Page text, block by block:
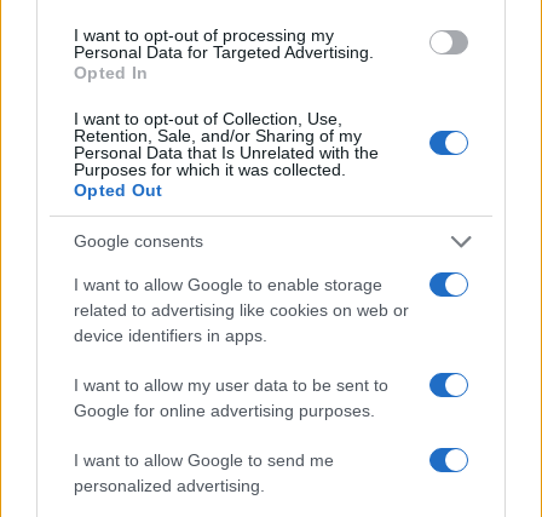
I want to opt-out of processing my
Personal Data for Targeted Advertising.
Opted In
I want to opt-out of Collection, Use,
Retention, Sale, and/or Sharing of my
Personal Data that Is Unrelated with the
Purposes for which it was collected.
Opted Out
Google consents
I want to allow Google to enable storage
related to advertising like cookies on web or
device identifiers in apps.
I want to allow my user data to be sent to
Google for online advertising purposes.
I want to allow Google to send me
personalized advertising.
Condividi l'articolo
F
a
ce
b
o
o
k
T
w
it
te
r
Pi
n
te
re
st
W
h
at
A
p
p
S
h
a
un ferito